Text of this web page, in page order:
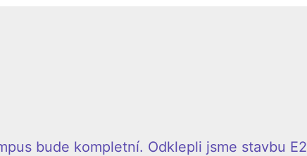
bude kompletní. Odklepli jsme stavbu E2